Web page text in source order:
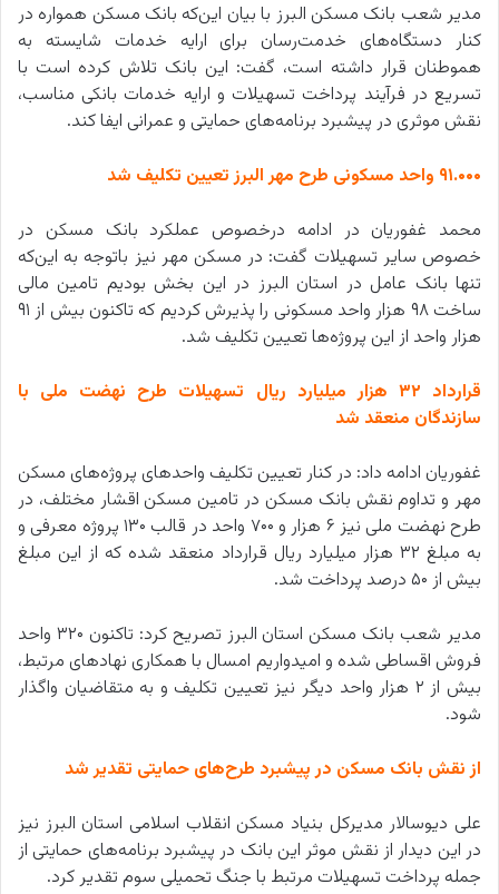
مدیر شعب بانک مسکن البرز با بیان این‌که بانک مسکن همواره در
کنار دستگاه‌های خدمت‌رسان برای ارایه خدمات شایسته به
هموطنان قرار داشته است، گفت: این بانک تلاش کرده است با
تسریع در فرآیند پرداخت تسهیلات و ارایه خدمات بانکی مناسب،
نقش موثری در پیشبرد برنامه‌های حمایتی و عمرانی ایفا کند.
۹۱.۰۰۰ واحد مسکونی طرح مهر البرز تعیین تکلیف شد
محمد غفوریان در ادامه درخصوص عملکرد بانک مسکن در
خصوص سایر تسهیلات گفت: در مسکن مهر نیز باتوجه به این‌که
تنها بانک عامل در استان البرز در این بخش بودیم تامین مالی
ساخت ۹۸ هزار واحد مسکونی را پذیرش کردیم که تاکنون بیش از ۹۱
هزار واحد از این پروژه‌ها تعیین تکلیف شد.
قرارداد ۳۲ هزار میلیارد ریال تسهیلات طرح نهضت ملی با
سازندگان منعقد شد
غفوریان ادامه داد: در کنار تعیین تکلیف واحدهای پروژه‌های مسکن
مهر و تداوم نقش بانک مسکن در تامین مسکن اقشار مختلف، در
طرح نهضت ملی نیز ۶ هزار و ۷۰۰ واحد در قالب ۱۳۰ پروژه معرفی و
به مبلغ ۳۲ هزار میلیارد ریال قرارداد منعقد شده که از این مبلغ
بیش از ۵۰ درصد پرداخت شد.
مدیر شعب بانک مسکن استان البرز تصریح کرد: تاکنون ۳۲۰ واحد
فروش اقساطی شده و امیدواریم امسال با همکاری نهادهای مرتبط،
بیش از ۲ هزار واحد دیگر نیز تعیین تکلیف و به متقاضیان واگذار
شود.
از نقش بانک مسکن در پیشبرد طرح‌های حمایتی تقدیر شد
علی دیوسالار مدیرکل بنیاد مسکن انقلاب اسلامی استان البرز نیز
در این دیدار از نقش موثر این بانک در پیشبرد برنامه‌های حمایتی از
جمله پرداخت تسهیلات مرتبط با جنگ تحمیلی سوم تقدیر کرد.